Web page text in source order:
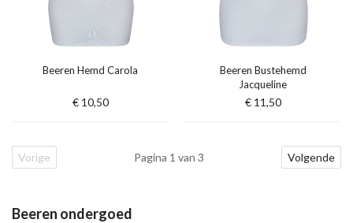
Beeren Hemd Carola
€ 10,50
Beeren Bustehemd
Jacqueline
€ 11,50
Vorige Pagina 1 van 3 Volgende
Beeren ondergoed